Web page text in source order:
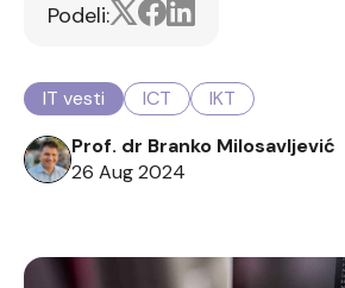
Podeli:
IT vesti ICT
IKT
Prof. dr Branko Milosavljević
26 Aug 2024